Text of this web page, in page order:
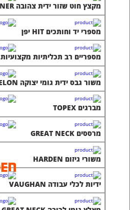
מקצץ חוט שזור ידית צהובה WIZNER
מספרי יד וחותכים HIT יפן
מספריים רב תכליתיות מקצועיות KOMELON
משור גבס ידית גומי יצוקה KOMELON
מברגים TOPEX
מרססים GREAT NECK
משורי גיזום HARDEN
ידיות לכלי עבודה VAUGHAN